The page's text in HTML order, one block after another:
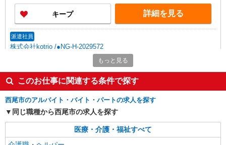
キープ 詳細を見る
派遣社員
株式会社kotrio /●NG-H-2029572
＜西尾＞デイサービスSTAFF＊16時退社も
OK！子育て世代活躍中
時給1500円〜2125円 ＜日払い有/週払い有/交
通費全支給(ガソリン代含む)＞
西尾市
キープ 詳細を見る
もっと見る
このお仕事に関連する条件で探す
西尾市のアルバイト・バイト・パートの求人を探す
同じ職種から西尾市の求人を探す
医療・介護・福祉すべて